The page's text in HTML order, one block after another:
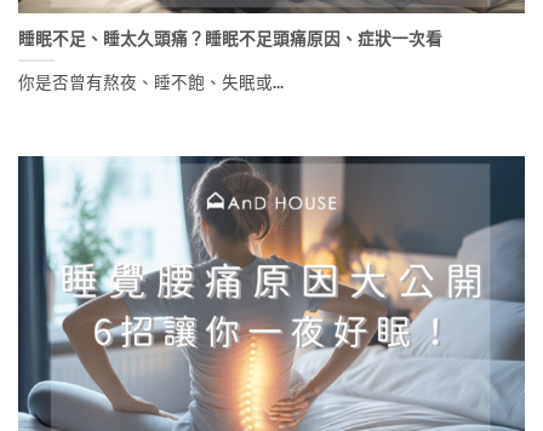
睡眠不足、睡太久頭痛？睡眠不足頭痛原因、症狀一次看
你是否曾有熬夜、睡不飽、失眠或...